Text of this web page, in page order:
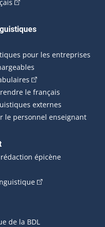
pour les entreprises
(Cet hyperlien
le français
externes
le personnel enseignant
épicène
(Cet hyperlien
de la BDL